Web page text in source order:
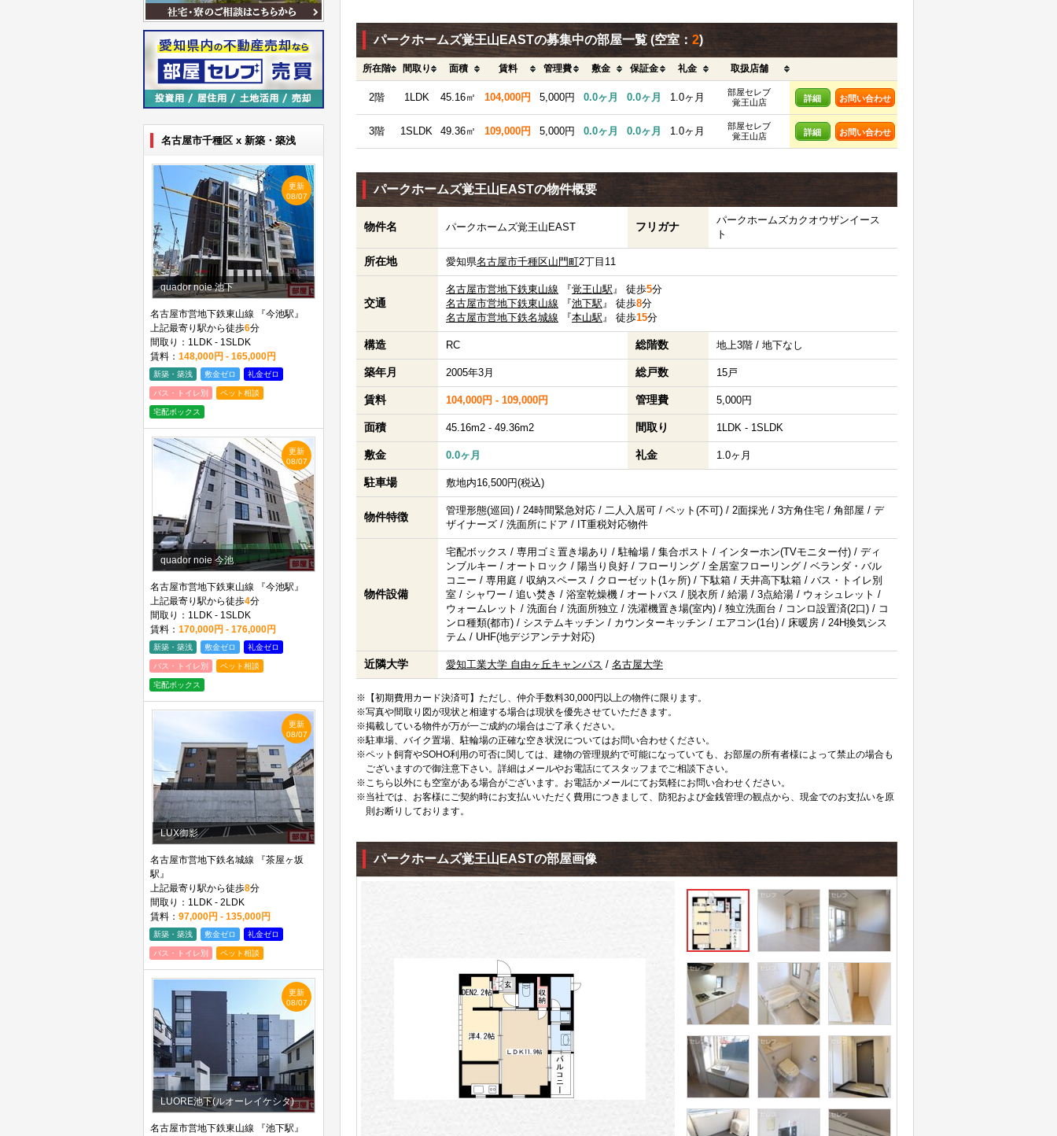
名古屋市千種区 x 新築・築浅
更新
08/07
quador noie 池下
名古屋市営地下鉄東山線 『今池駅』
上記最寄り駅から徒歩6分
間取り：1LDK - 1SLDK
賃料： 148,000円 - 165,000円
新築・築浅 敷金ゼロ 礼金ゼロ
バス・トイレ別 ペット相談
宅配ボックス
更新
08/07
quador noie 今池
名古屋市営地下鉄東山線 『今池駅』
上記最寄り駅から徒歩4分
間取り：1LDK - 1SLDK
賃料： 170,000円 - 176,000円
新築・築浅 敷金ゼロ 礼金ゼロ
バス・トイレ別 ペット相談
宅配ボックス
更新
08/07
LUX御影
名古屋市営地下鉄名城線 『茶屋ヶ坂
駅』
上記最寄り駅から徒歩8分
間取り：1LDK - 2LDK
賃料： 97,000円 - 135,000円
新築・築浅 敷金ゼロ 礼金ゼロ
バス・トイレ別 ペット相談
更新
08/07
LUORE池下(ルオーレイケシタ)
名古屋市営地下鉄東山線 『池下駅』
パークホームズ覚王山EASTの募集中の部屋一覧(空室： 2)
所在階 間取り 面積 賃料 管理費 敷金 保証金 礼金 取扱店舗
2階 1LDK 45.16㎡ 104,000円 5,000円 0.0ヶ月 0.0ヶ月 1.0ヶ月
部屋セレブ
覚王山店
詳細 お問い合わせ
3階 1SLDK 49.36㎡ 109,000円 5,000円 0.0ヶ月 0.0ヶ月 1.0ヶ月
部屋セレブ
覚王山店
詳細 お問い合わせ
パークホームズ覚王山EASTの物件概要
物件名 パークホームズ覚王山EAST フリガナ
パークホームズカクオウザンイース
ト
所在地 愛知県名古屋市千種区山門町2丁目11
交通
名古屋市営地下鉄東山線 『覚王山駅』 徒歩5分
名古屋市営地下鉄東山線 『池下駅』 徒歩8分
名古屋市営地下鉄名城線 『本山駅』 徒歩15分
構造 RC 総階数 地上3階 / 地下なし
築年月 2005年3月 総戸数 15戸
賃料 104,000円 - 109,000円 管理費 5,000円
面積 45.16m2 - 49.36m2 間取り 1LDK - 1SLDK
敷金 0.0ヶ月 礼金 1.0ヶ月
駐車場 敷地内16,500円(税込)
物件特徴
管理形態(巡回) / 24時間緊急対応 / 二人入居可 / ペット(不可) / 2面採光 / 3方角住宅 / 角部屋 / デ
ザイナーズ / 洗面所にドア / IT重税対応物件
物件設備
宅配ボックス / 専用ゴミ置き場あり / 駐輪場 / 集合ポスト / インターホン(TVモニター付) / ディ
ンブルキー / オートロック / 陽当り良好 / フローリング / 全居室フローリング / ベランダ・バル
コニー / 専用庭 / 収納スペース / クローゼット(1ヶ所) / 下駄箱 / 天井高下駄箱 / バス・トイレ別
室 / シャワー / 追い焚き / 浴室乾燥機 / オートバス / 脱衣所 / 給湯 / 3点給湯 / ウォシュレット /
ウォームレット / 洗面台 / 洗面所独立 / 洗濯機置き場(室内) / 独立洗面台 / コンロ設置済(2口) / コ
ンロ種類(都市) / システムキッチン / カウンターキッチン / エアコン(1台) / 床暖房 / 24H換気シス
テム / UHF(地デジアンテナ対応)
近隣大学 愛知工業大学 自由ヶ丘キャンパス / 名古屋大学
※【初期費用カード決済可】ただし、仲介手数料30,000円以上の物件に限ります。
※写真や間取り図が現状と相違する場合は現状を優先させていただきます。
※掲載している物件が万が一ご成約の場合はご了承ください。
※駐車場、バイク置場、駐輪場の正確な空き状況についてはお問い合わせください。
※ペット飼育やSOHO利用の可否に関しては、建物の管理規約で可能になっていても、お部屋の所有者様によって禁止の場合も
ございますので御注意下さい。詳細はメールやお電話にてスタッフまでご相談下さい。
※こちら以外にも空室がある場合がございます。お電話かメールにてお気軽にお問い合わせください。
※当社では、お客様にご契約時にお支払いいただく費用につきまして、防犯および金銭管理の観点から、現金でのお支払いを原
則お断りしております。
パークホームズ覚王山EASTの部屋画像